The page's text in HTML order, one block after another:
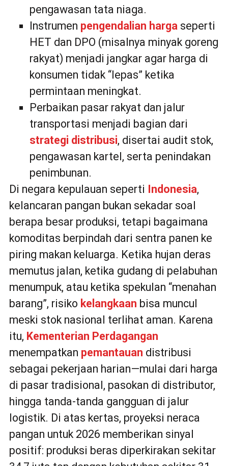
pengawasan tata niaga.
Instrumen pengendalian harga seperti
HET dan DPO (misalnya minyak goreng
rakyat) menjadi jangkar agar harga di
konsumen tidak “lepas” ketika
permintaan meningkat.
Perbaikan pasar rakyat dan jalur
transportasi menjadi bagian dari
strategi distribusi, disertai audit stok,
pengawasan kartel, serta penindakan
penimbunan.
Di negara kepulauan seperti Indonesia,
kelancaran pangan bukan sekadar soal
berapa besar produksi, tetapi bagaimana
komoditas berpindah dari sentra panen ke
piring makan keluarga. Ketika hujan deras
memutus jalan, ketika gudang di pelabuhan
menumpuk, atau ketika spekulan “menahan
barang”, risiko kelangkaan bisa muncul
meski stok nasional terlihat aman. Karena
itu, Kementerian Perdagangan
menempatkan pemantauan distribusi
sebagai pekerjaan harian—mulai dari harga
di pasar tradisional, pasokan di distributor,
hingga tanda-tanda gangguan di jalur
logistik. Di atas kertas, proyeksi neraca
pangan untuk 2026 memberikan sinyal
positif: produksi beras diperkirakan sekitar